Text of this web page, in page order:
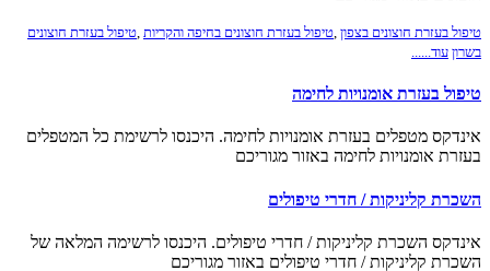
טיפול בעזרת חוצונים בצפון טיפול בעזרת חוצונים בחיפה והקריות טיפול בעזרת חוצונים
בשרון עוד......
טיפול בעזרת אומנויות לחימה
אינדקס מטפלים בעזרת אומנויות לחימה. היכנסו לרשימת כל המטפלים
בעזרת אומנויות לחימה באזור מגוריכם
השכרת קליניקות / חדרי טיפולים
אינדקס השכרת קליניקות / חדרי טיפולים. היכנסו לרשימה המלאה של
השכרת קליניקות / חדרי טיפולים באזור מגוריכם